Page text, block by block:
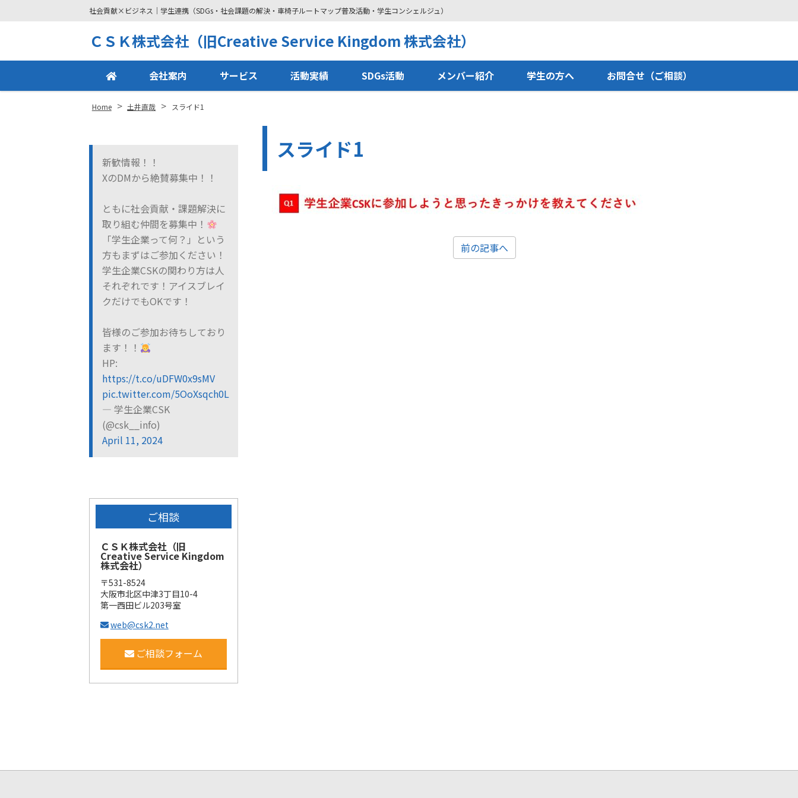
社会貢献×ビジネス｜学生連携（SDGs・社会課題の解決・車椅子ルートマップ普及活動・学生コンシェルジュ）
ＣＳＫ株式会社（旧Creative Service Kingdom 株式会社）
会社案内 サービス 活動実績 SDGs活動 メンバー紹介 学生の方へ お問合せ（ご相談）
Home > 土井直哉 > スライド1
スライド1
前の記事へ
新歓情報！！
XのDMから絶賛募集中！！
ともに社会貢献・課題解決に
取り組む仲間を募集中！
「学生企業って何？」という
方もまずはご参加ください！
学生企業CSKの関わり方は人
それぞれです！アイスブレイ
クだけでもOKです！
皆様のご参加お待ちしており
ます！！
HP:
https://t.co/uDFW0x9sMV
pic.twitter.com/5OoXsqch0L
— 学生企業CSK
(@csk__info)
April 11, 2024
ご相談
ＣＳＫ株式会社（旧
Creative Service Kingdom
株式会社）
〒531-8524
大阪市北区中津3丁目10-4
第一西田ビル203号室
web@csk2.net
ご相談フォーム
Footer